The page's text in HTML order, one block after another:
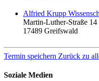
Alfried Krupp
Martin-Luther-Straße 14
17489 Greifswald
Termin speichern Zurück zu
Soziale Medien